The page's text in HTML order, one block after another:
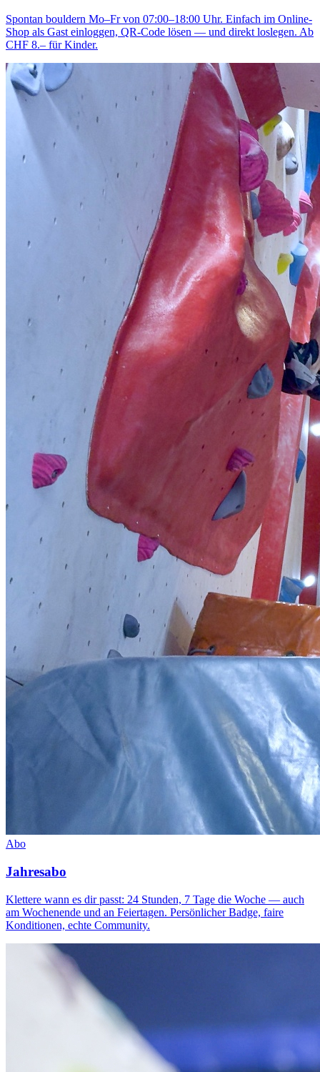
Spontan bouldern Mo–Fr von 07:00–18:00 Uhr. Einfach im Online-
Shop als Gast einloggen, QR-Code lösen — und direkt loslegen. Ab
CHF 8.– für Kinder.
Abo
Jahresabo
Klettere wann es dir passt: 24 Stunden, 7 Tage die Woche — auch
am Wochenende und an Feiertagen. Persönlicher Badge, faire
Konditionen, echte Community.